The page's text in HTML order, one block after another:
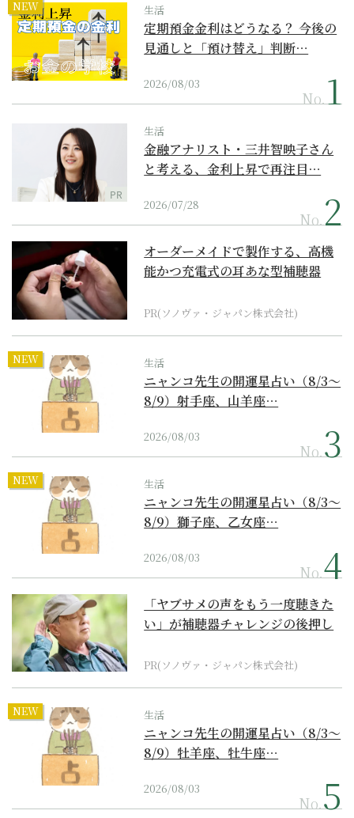
NEW 生活
定期預金金利はどうなる？ 今後の
見通しと「預け替え」判断…
2026/08/03
No.
PR
生活
金融アナリスト・三井智映子さん
と考える、金利上昇で再注目…
2026/07/28
No.
オーダーメイドで製作する、高機
能かつ充電式の耳あな型補聴器
PR(ソノヴァ・ジャパン株式会社)
NEW 生活
ニャンコ先生の開運星占い（8/3～
8/9）射手座、山羊座…
2026/08/03
No.
NEW 生活
ニャンコ先生の開運星占い（8/3～
8/9）獅子座、乙女座…
2026/08/03
No.
「ヤブサメの声をもう一度聴きた
い」が補聴器チャレンジの後押し
PR(ソノヴァ・ジャパン株式会社)
NEW 生活
ニャンコ先生の開運星占い（8/3～
8/9）牡羊座、牡牛座…
2026/08/03
No.